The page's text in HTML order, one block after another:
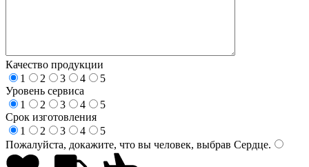
Качество продукции
1
2 3 4
5
Уровень сервиса
1
2 3 4
5
Срок изготовления
1
2 3 4
5
Пожалуйста, докажите, что вы человек, выбрав Сердце.